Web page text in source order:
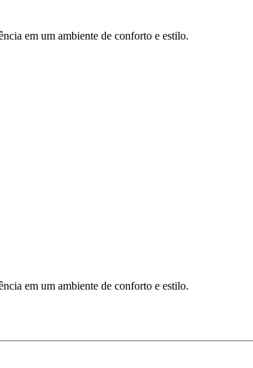
em um ambiente de conforto e estilo.
em um ambiente de conforto e estilo.